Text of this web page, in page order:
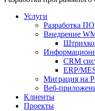
Услуги
Разработка ПО
Внедрение
CRM
ERP/
Миграция на
Веб-
Клиенты
Проекты